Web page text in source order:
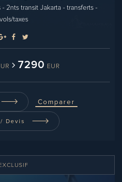
2nts transit Jakarta - transferts -
vols/taxes
7290 EUR
Comparer
Devis